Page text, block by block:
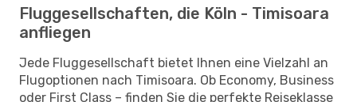
Fluggesellschaften, die Köln - Timisoara
anfliegen
Jede Fluggesellschaft bietet Ihnen eine Vielzahl an
Flugoptionen nach Timisoara. Ob Economy, Business
oder First Class – finden Sie die perfekte Reiseklasse